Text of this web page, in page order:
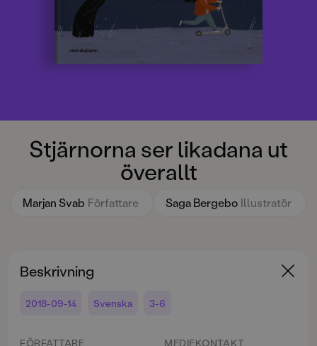
Stjärnorna ser likadana ut
överallt
Marjan Svab Författare Saga Bergebo Illustratör
Beskrivning
2018-09-14 Svenska 3-6
FÖRFATTARE MEDIEKONTAKT